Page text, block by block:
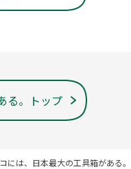
る。トップ
には、日本最大の工具箱がある。